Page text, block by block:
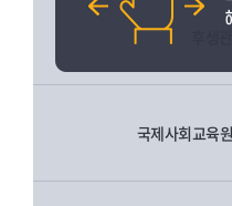
국제사회교육